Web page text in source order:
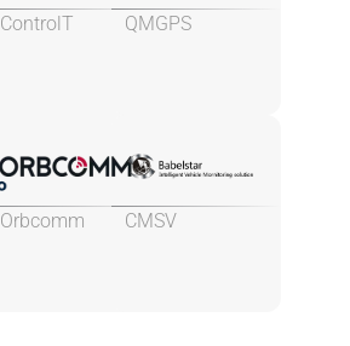
ControlT QMGPS
Orbcomm CMSV